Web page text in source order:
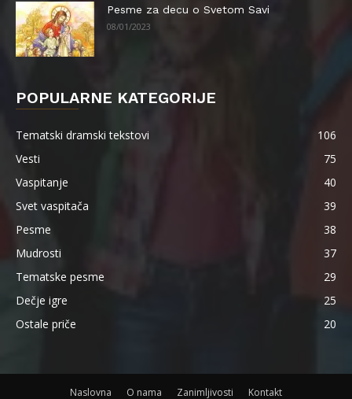
Pesme za decu o Svetom Savi
08/01/2023
POPULARNE KATEGORIJE
Tematski dramski tekstovi
106
Vesti
75
Vaspitanje
40
Svet vaspitača
39
Pesme
38
Mudrosti
37
Tematske pesme
29
Dečje igre
25
Ostale priče
20
Naslovna O nama Zanimljivosti Kontakt